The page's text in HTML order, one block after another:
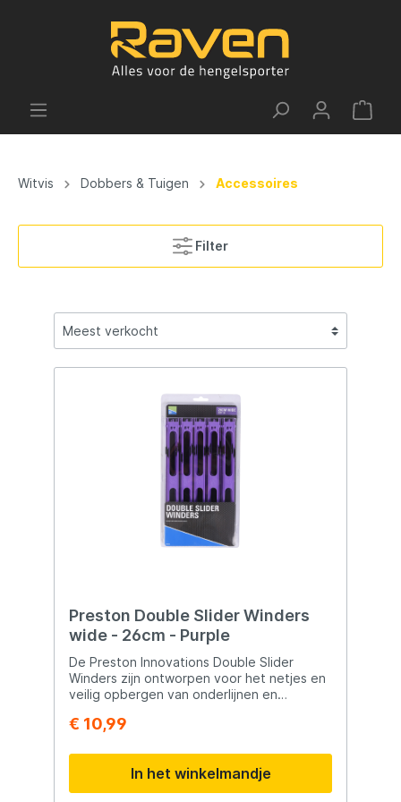
Witvis Dobbers & Tuigen Accessoires
Filter
Preston Double Slider Winders
wide - 26cm - Purple
De Preston Innovations Double Slider
Winders zijn ontworpen voor het netjes en
veilig opbergen van onderlijnen en
ontwerp met twee verschuifbare sliders
één winder worden opgeslagen. De
verstelbare sliders bewegen over de
volledige lengte van de winder, waardoor
€ 10,99
In het winkelmandje